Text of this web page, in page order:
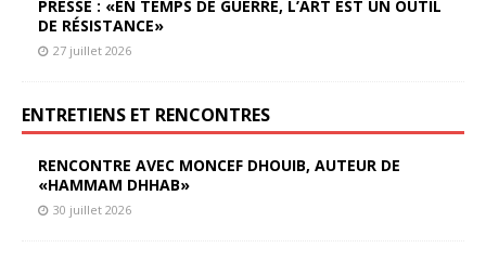
PRESSE : «EN TEMPS DE GUERRE, L’ART EST UN OUTIL
DE RÉSISTANCE»
27 juillet 2026
ENTRETIENS ET RENCONTRES
RENCONTRE AVEC MONCEF DHOUIB, AUTEUR DE
«HAMMAM DHHAB»
30 juillet 2026